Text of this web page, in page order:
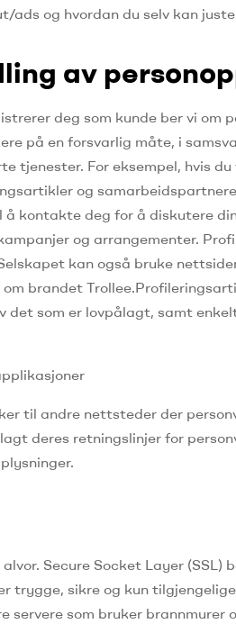
og hvordan du selv kan
av
deg som kunde ber vi om
på en forsvarlig måte, i
tjenester. For eksempel, hvis
og
kontakte deg for å diskutere
og arrangementer.
kan også bruke
brandet Trollee.
det som er lovpålagt, samt
til andre nettsteder der
deres retningslinjer for
Secure Socket Layer
trygge, sikre og kun
servere som bruker